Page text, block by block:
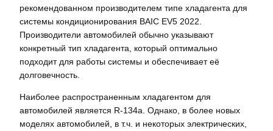
рекомендованном производителем типе хладагента для
системы кондиционирования BAIC EV5 2022.
Производители автомобилей обычно указывают
конкретный тип хладагента, который оптимально
подходит для работы системы и обеспечивает её
долговечность.
Наиболее распространенным хладагентом для
автомобилей является R-134a. Однако, в более новых
моделях автомобилей, в т.ч. и некоторых электрических,